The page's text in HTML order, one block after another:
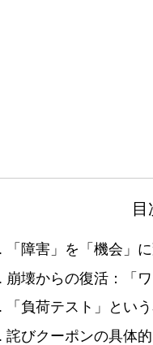
目
「障害」を「機会」
崩壊からの復活：「
「負荷テスト」とい
詫びクーポンの具体